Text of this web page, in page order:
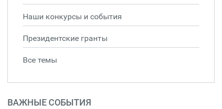
Наши конкурсы и события
Президентские гранты
Все темы
ВАЖНЫЕ СОБЫТИЯ